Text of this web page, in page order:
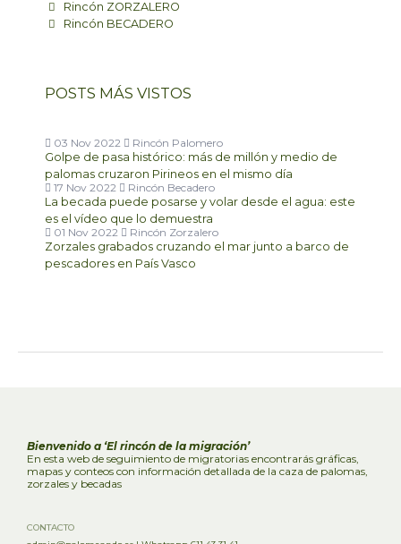
Rincón ZORZALERO
Rincón BECADERO
POSTS MÁS VISTOS
03 Nov 2022
Rincón Palomero
Golpe de pasa histórico: más de millón y medio de
palomas cruzaron Pirineos en el mismo día
17 Nov 2022
Rincón Becadero
La becada puede posarse y volar desde el agua: este
es el vídeo que lo demuestra
01 Nov 2022
Rincón Zorzalero
Zorzales grabados cruzando el mar junto a barco de
pescadores en País Vasco
Bienvenido a ‘El rincón de la migración’
En esta web de seguimiento de migratorias encontrarás gráficas,
mapas y conteos con información detallada de la caza de palomas,
zorzales y becadas
CONTACTO